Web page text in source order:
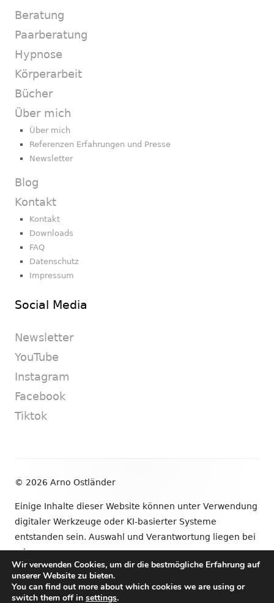
Beratung
Paarberatung
Hypnose
Körperarbeit
Bücher
Über mich
Über mich
Referenzen Erfahrungen und Presse
Newsletter
Blog
Kontakt
Kontakt
Downloads
FAQ
Datenschutz
Impressum
Social Media
Newsletter
YouTube
Instagram
Facebook
Tiktok
© 2026 Arno Ostländer
Einige Inhalte dieser Website können unter Verwendung
digitaler Werkzeuge oder KI-basierter Systeme
entstanden sein. Auswahl und Verantwortung liegen bei
mir.
•VerwendetTiny Framework
Wir verwenden Cookies, um dir die bestmögliche Erfahrung auf
unserer Website zu bieten.
You can find out more about which cookies we are using or
switch them off in settings.